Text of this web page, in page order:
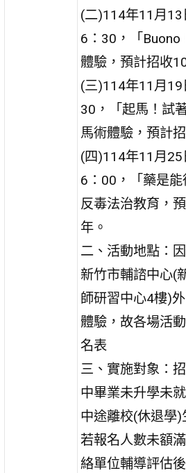
(二)114年11月
6：30，「Buono
體驗，預計招收
(三)114年11月19
30，「起馬！試
馬術體驗，預計
(四)114年11月
6：00，「藥是能
反毒法治教育，
年。
二、活動地點：
新竹市輔諮中心(
師研習中心4樓)
體驗，故各場活
名表
三、實施對象：
中畢業未升學未
中途離校(休退學)
若報名人數未額
絡單位輔導評估